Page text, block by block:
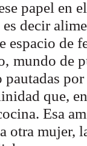
papel en el
decir
espacio de
mundo de
que, en
Esa
otra mujer,